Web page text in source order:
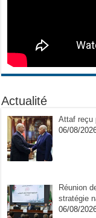
Actualité
Attaf reçu
06/08/
Réunion
stratégie
06/08/